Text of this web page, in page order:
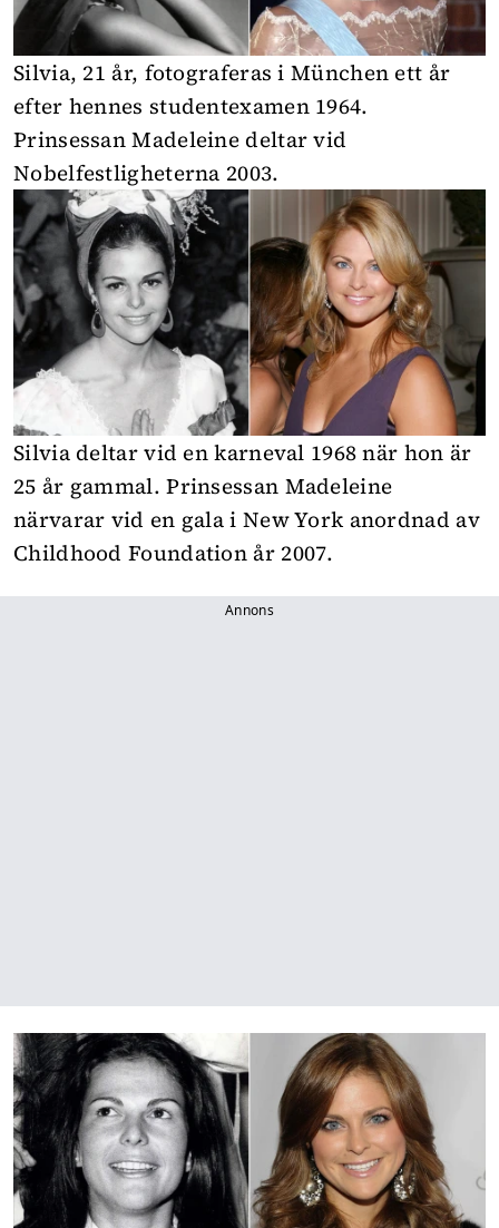
Silvia, 21 år, fotograferas i München ett år
efter hennes studentexamen 1964.
Prinsessan Madeleine deltar vid
Nobelfestligheterna 2003.
Silvia deltar vid en karneval 1968 när hon är
25 år gammal. Prinsessan Madeleine
närvarar vid en gala i New York anordnad av
Childhood Foundation år 2007.
Annons